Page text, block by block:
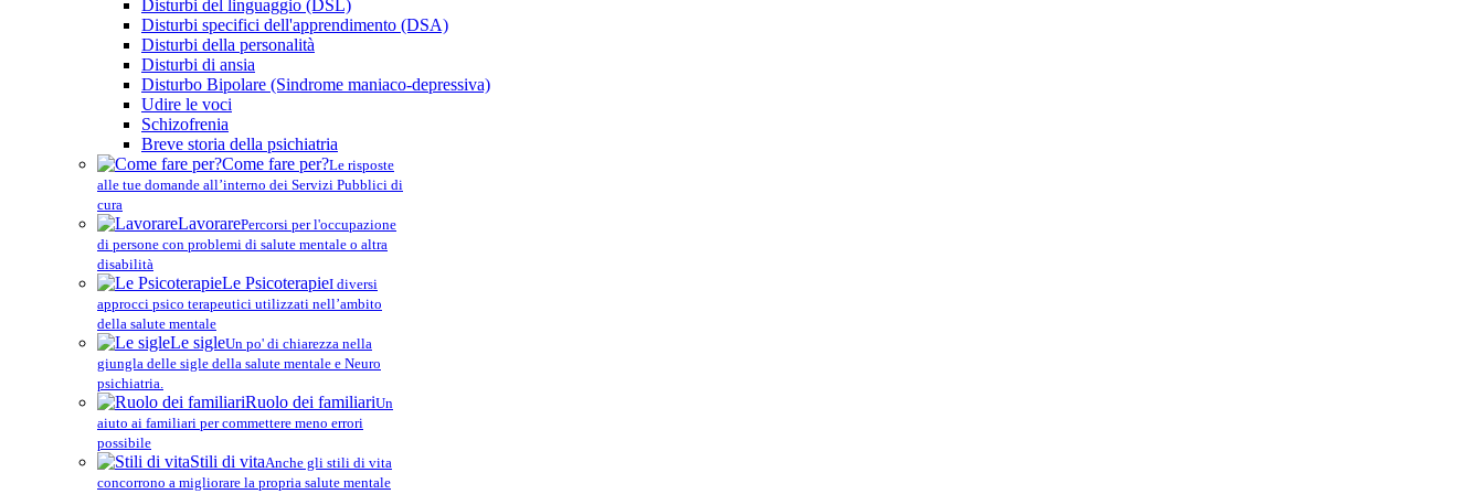
Disturbi del linguaggio (DSL)
Disturbi specifici dell'apprendimento (DSA)
Disturbi della personalità
Disturbi di ansia
Disturbo Bipolare (Sindrome maniaco-depressiva)
Udire le voci
Schizofrenia
Breve storia della psichiatria
Come fare per?Le risposte
alle tue domande all’interno dei Servizi Pubblici di
cura
LavorarePercorsi per l'occupazione
di persone con problemi di salute mentale o altra
disabilità
Le PsicoterapieI diversi
approcci psico terapeutici utilizzati nell’ambito
della salute mentale
Le sigleUn po' di chiarezza nella
giungla delle sigle della salute mentale e Neuro
psichiatria.
Ruolo dei familiariUn
aiuto ai familiari per commettere meno errori
possibile
Stili di vitaAnche gli stili di vita
concorrono a migliorare la propria salute mentale